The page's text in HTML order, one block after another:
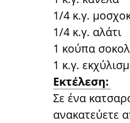
1/4 κ.γ.
1/4 κ.γ. αλάτι
1 κούπα
1 κ.γ.
Εκτέλεση:
Σε ένα
ανακατεύετε